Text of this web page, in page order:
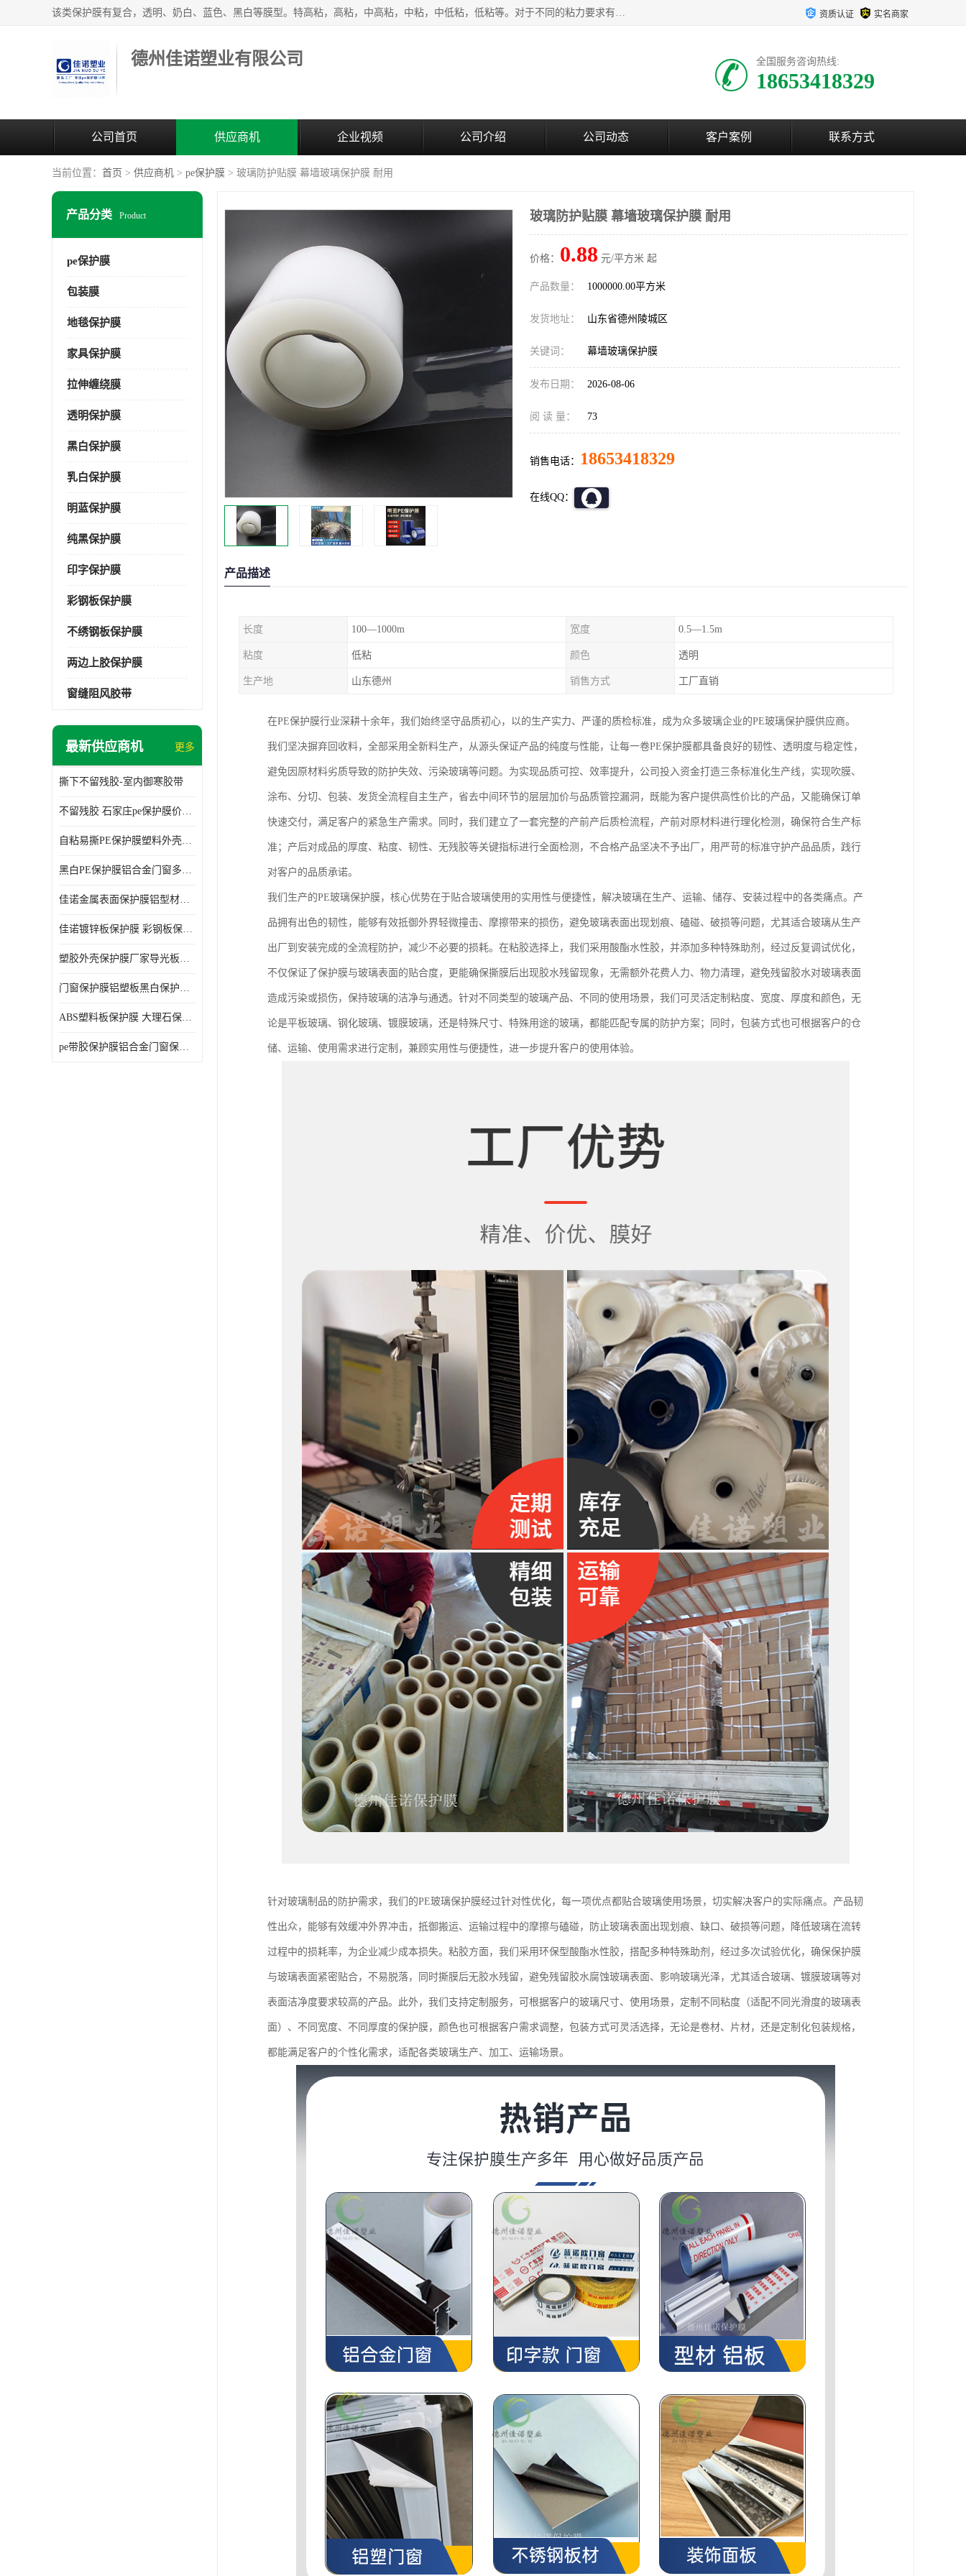
该类保护膜有复合，透明、奶白、蓝色、黑白等膜型。特高粘，高粘，中高粘，中粘，中低粘，低粘等。对于不同的粘力要求有相应的产品相适配。无胶渍残留污染。在较宽的收卷幅度下平整无皱纹，收卷长度大，利于机械化及自动化施工粘贴。为您的产品提供的表面保护解决方案。 产品广泛适用于：铝材、不锈钢、金属、塑料、电子、家电、家具、玻璃、化工材料、装饰材料等。 资质认证 实名商家
德州佳诺塑业有限公司 全国服务咨询热线:
18653418329
公司首页 供应商机 企业视频 公司介绍 公司动态 客户案例 联系方式
当前位置： 首页 > 供应商机 > pe保护膜 > 玻璃防护贴膜 幕墙玻璃保护膜 耐用
产品分类 Product
pe保护膜
包装膜
地毯保护膜
家具保护膜
拉伸缠绕膜
透明保护膜
黑白保护膜
乳白保护膜
明蓝保护膜
纯黑保护膜
印字保护膜
彩钢板保护膜
不绣钢板保护膜
两边上胶保护膜
窗缝阻风胶带
最新供应商机 更多
撕下不留残胶-室内御寒胶带
不留残胶 石家庄pe保护膜价格 塑料薄膜
自粘易撕PE保护膜塑料外壳导光板亚克力板膜操作方便
黑白PE保护膜铝合金门窗多种颜色支持定制生产
佳诺金属表面保护膜铝型材保护膜不留残胶铝合金窗框保护胶带
佳诺镀锌板保护膜 彩钢板保护pe保护膜
塑胶外壳保护膜厂家导光板保护膜 铝单板保护膜胶带易撕不留胶
门窗保护膜铝塑板黑白保护膜外墙保温板保护膜
ABS塑料板保护膜 大理石保护膜 缠鱼竿保护膜
pe带胶保护膜铝合金门窗保护不锈钢板保护膜大理石建筑材料保护
玻璃防护贴膜 幕墙玻璃保护膜 耐用
价格： 0.88 元/平方米 起
产品数量： 1000000.00平方米
发货地址： 山东省德州陵城区
关键词： 幕墙玻璃保护膜
发布日期： 2026-08-06
阅 读 量： 73
销售电话： 18653418329
在线QQ：
产品描述
长度 100—1000m 宽度 0.5—1.5m
粘度 低粘 颜色 透明
生产地 山东德州 销售方式 工厂直销
在PE保护膜行业深耕十余年，我们始终坚守品质初心，以的生产实力、严谨的质检标准，成为众多玻璃企业的PE玻璃保护膜供应商。
我们坚决摒弃回收料，全部采用全新料生产，从源头保证产品的纯度与性能，让每一卷PE保护膜都具备良好的韧性、透明度与稳定性，
避免因原材料劣质导致的防护失效、污染玻璃等问题。为实现品质可控、效率提升，公司投入资金打造三条标准化生产线，实现吹膜、
涂布、分切、包装、发货全流程自主生产，省去中间环节的层层加价与品质管控漏洞，既能为客户提供高性价比的产品，又能确保订单
快速交付，满足客户的紧急生产需求。同时，我们建立了一套完整的产前产后质检流程，产前对原材料进行理化检测，确保符合生产标
准；产后对成品的厚度、粘度、韧性、无残胶等关键指标进行全面检测，不合格产品坚决不予出厂，用严苛的标准守护产品品质，践行
对客户的品质承诺。
我们生产的PE玻璃保护膜，核心优势在于贴合玻璃使用的实用性与便捷性，解决玻璃在生产、运输、储存、安装过程中的各类痛点。产
品拥有出色的韧性，能够有效抵御外界轻微撞击、摩擦带来的损伤，避免玻璃表面出现划痕、磕碰、破损等问题，尤其适合玻璃从生产
出厂到安装完成的全流程防护，减少不必要的损耗。在粘胶选择上，我们采用酸酯水性胶，并添加多种特殊助剂，经过反复调试优化，
不仅保证了保护膜与玻璃表面的贴合度，更能确保撕膜后出现胶水残留现象，无需额外花费人力、物力清理，避免残留胶水对玻璃表面
造成污染或损伤，保持玻璃的洁净与通透。针对不同类型的玻璃产品、不同的使用场景，我们可灵活定制粘度、宽度、厚度和颜色，无
论是平板玻璃、钢化玻璃、镀膜玻璃，还是特殊尺寸、特殊用途的玻璃，都能匹配专属的防护方案；同时，包装方式也可根据客户的仓
储、运输、使用需求进行定制，兼顾实用性与便捷性，进一步提升客户的使用体验。
针对玻璃制品的防护需求，我们的PE玻璃保护膜经过针对性优化，每一项优点都贴合玻璃使用场景，切实解决客户的实际痛点。产品韧
性出众，能够有效缓冲外界冲击，抵御搬运、运输过程中的摩擦与磕碰，防止玻璃表面出现划痕、缺口、破损等问题，降低玻璃在流转
过程中的损耗率，为企业减少成本损失。粘胶方面，我们采用环保型酸酯水性胶，搭配多种特殊助剂，经过多次试验优化，确保保护膜
与玻璃表面紧密贴合，不易脱落，同时撕膜后无胶水残留，避免残留胶水腐蚀玻璃表面、影响玻璃光泽，尤其适合玻璃、镀膜玻璃等对
表面洁净度要求较高的产品。此外，我们支持定制服务，可根据客户的玻璃尺寸、使用场景，定制不同粘度（适配不同光滑度的玻璃表
面）、不同宽度、不同厚度的保护膜，颜色也可根据客户需求调整，包装方式可灵活选择，无论是卷材、片材，还是定制化包装规格，
都能满足客户的个性化需求，适配各类玻璃生产、加工、运输场景。